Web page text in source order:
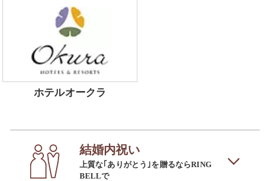
ホテルオークラ
結婚内祝い
上質な｢ありがとう｣を贈るならRING
BELLで